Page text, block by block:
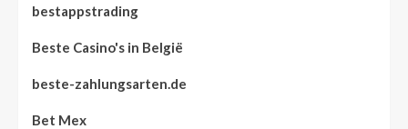
bestappstrading
Beste Casino's in België
beste-zahlungsarten.de
Bet Mex